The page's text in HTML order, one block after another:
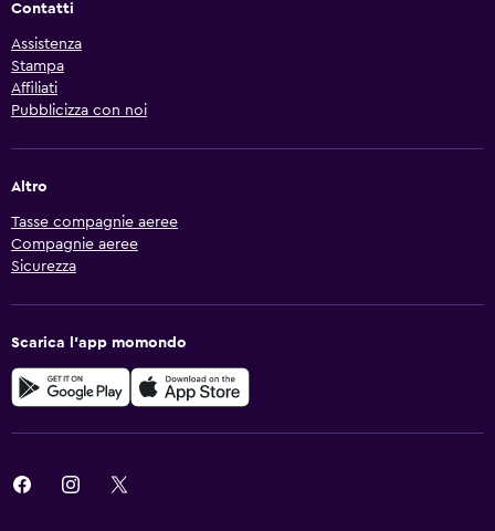
Contatti
Assistenza
Stampa
Affiliati
Pubblicizza con noi
Altro
Tasse compagnie aeree
Compagnie aeree
Sicurezza
Scarica l'app momondo